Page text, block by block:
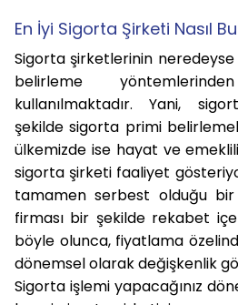
En İyi Sigorta Şirketi Nasıl
Sigorta şirketlerinin
belirleme
kullanılmaktadır. Yani,
şekilde sigorta primi
ülkemizde ise hayat ve
sigorta şirketi faaliyet
tamamen serbest olduğu
firması bir şekilde rekabet
böyle olunca, fiyatlama
dönemsel olarak değişkenlik
Sigorta işlemi yapacağınız